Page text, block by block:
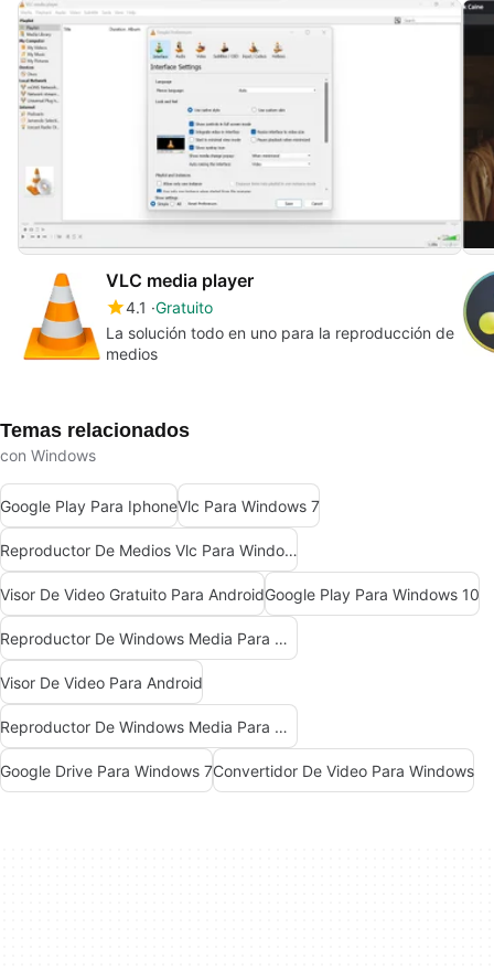
VLC media player
4.1 Gratuito
La solución todo en uno para la reproducción de
medios
Temas relacionados
con Windows
Google Play Para IphoneVlc Para Windows 7
Reproductor De Medios Vlc Para Windows 7
Visor De Video Gratuito Para AndroidGoogle Play Para Windows 10
Reproductor De Windows Media Para Windows 10
Visor De Video Para Android
Reproductor De Windows Media Para Windows 7
Google Drive Para Windows 7Convertidor De Video Para Windows